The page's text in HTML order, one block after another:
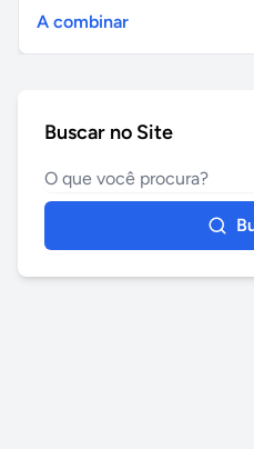
A combinar
Buscar no Site